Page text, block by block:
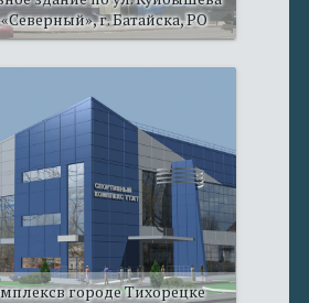
г. Батайска, РО
городе Тихорецке